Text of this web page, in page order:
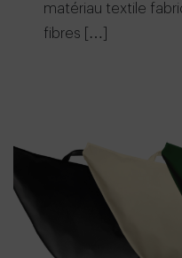
matériau textile
fibres […]